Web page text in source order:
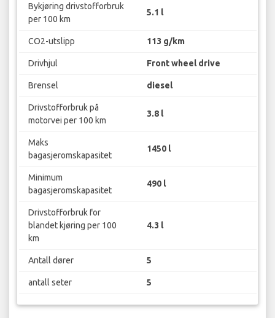
Bykjøring drivstofforbruk
per 100 km
5.1 l
CO2-utslipp 113 g/km
Drivhjul Front wheel drive
Brensel diesel
Drivstofforbruk på
motorvei per 100 km
3.8 l
Maks
bagasjeromskapasitet
1450 l
Minimum
bagasjeromskapasitet
490 l
Drivstofforbruk for
blandet kjøring per 100
km
4.3 l
Antall dører 5
antall seter 5